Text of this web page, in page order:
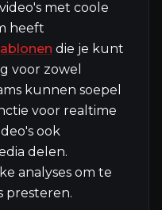
met coole
heeft
die je kunt
voor zowel
kunnen soepel
voor realtime
ook
delen.
analyses om te
presteren.